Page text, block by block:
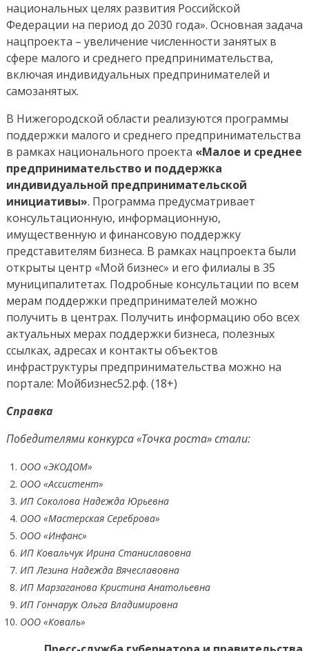
национальных целях развития Российской
Федерации на период до 2030 года». Основная задача
нацпроекта – увеличение численности занятых в
сфере малого и среднего предпринимательства,
включая индивидуальных предпринимателей и
самозанятых.
В Нижегородской области реализуются программы
поддержки малого и среднего предпринимательства
в рамках национального проекта «Малое и среднее
предпринимательство и поддержка
индивидуальной предпринимательской
инициативы». Программа предусматривает
консультационную, информационную,
имущественную и финансовую поддержку
представителям бизнеса. В рамках нацпроекта были
открыты центр «Мой бизнес» и его филиалы в 35
муниципалитетах. Подробные консультации по всем
мерам поддержки предпринимателей можно
получить в центрах. Получить информацию обо всех
актуальных мерах поддержки бизнеса, полезных
ссылках, адресах и контакты объектов
инфраструктуры предпринимательства можно на
портале: Мойбизнес52.рф. (18+)
Справка
Победителями конкурса «Точка роста» стали:
ООО «ЭКОДОМ»
ООО «Ассистент»
ИП Соколова Надежда Юрьевна
ООО «Мастерская Сереброва»
ООО «Инфанс»
ИП Ковальчук Ирина Станиславовна
ИП Лезина Надежда Вячеславовна
ИП Марзаганова Кристина Анатольевна
ИП Гончарук Ольга Владимировна
ООО «Коваль»